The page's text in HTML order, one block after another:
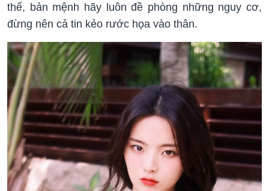
thế, bản mệnh hãy luôn đề phòng những nguy cơ,
đừng nên cả tin kẻo rước họa vào thân.